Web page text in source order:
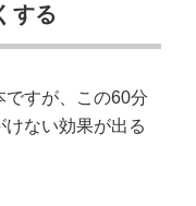
する
すが、この60分
ない効果が出る